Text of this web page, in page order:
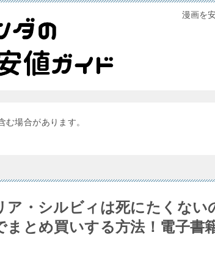
漫画を
場合があります。
ア・シルビィは死にたくない
まとめ買いする方法！電子書